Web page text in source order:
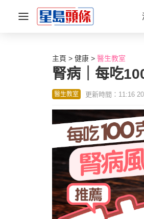
主頁 健康 醫生教室
腎病｜每吃
醫生教室 更新時間：11:16